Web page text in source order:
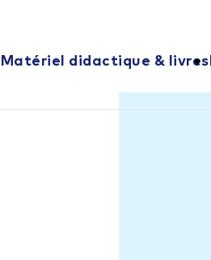
Matériel didactique & livres